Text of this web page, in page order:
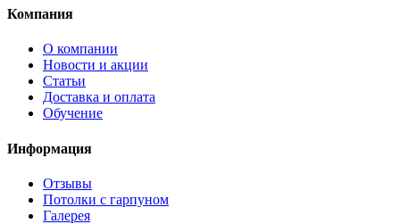
Компания
О компании
Новости и акции
Статьи
Доставка и оплата
Обучение
Информация
Отзывы
Потолки с гарпуном
Галерея